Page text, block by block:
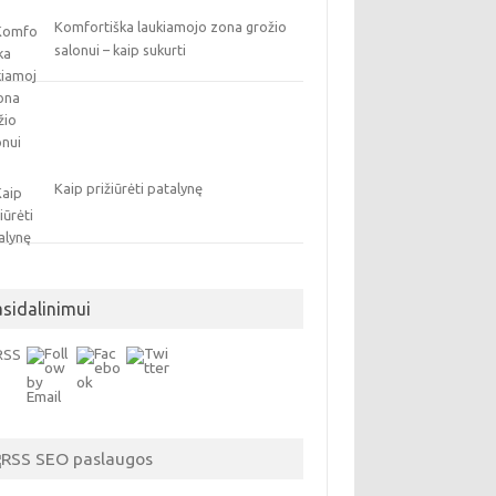
Komfortiška laukiamojo zona grožio
salonui – kaip sukurti
Kaip prižiūrėti patalynę
SEO paslaugos